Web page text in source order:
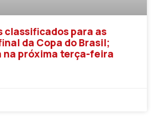
classificados para as
da Copa do Brasil;
na próxima terça-feira